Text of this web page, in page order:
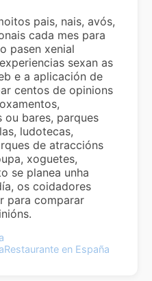
pais, nais, avós,
cada mes para
pasen xenial
sexan as
e a aplicación de
centos de opinions
ou bares, parques
ludotecas,
de atraccións
xoguetes,
se planea unha
os coidadores
para comparar
Restaurante en España